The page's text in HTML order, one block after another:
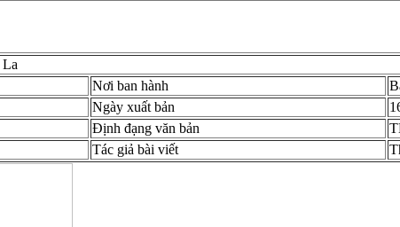
La
Nơi ban hành
Ngày xuất bản
Định đạng văn bản
Tác giả bài viết